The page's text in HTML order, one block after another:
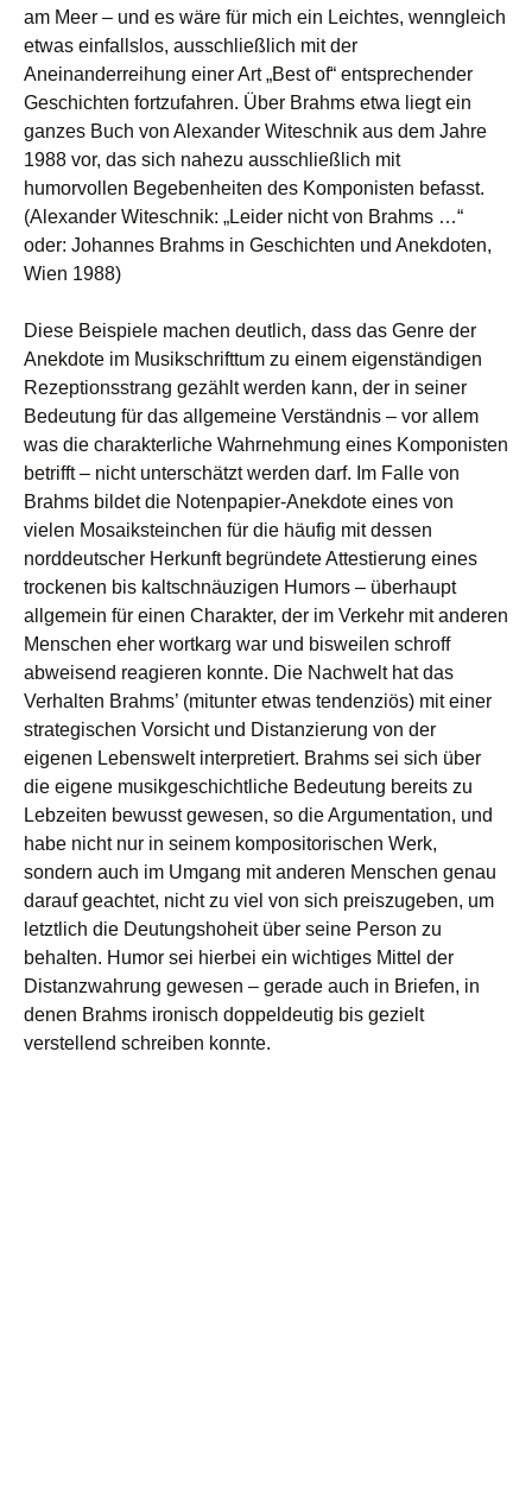
am Meer – und es wäre für mich ein Leichtes, wenngleich
etwas einfallslos, ausschließlich mit der
Aneinanderreihung einer Art „Best of“ entsprechender
Geschichten fortzufahren. Über Brahms etwa liegt ein
ganzes Buch von Alexander Witeschnik aus dem Jahre
1988 vor, das sich nahezu ausschließlich mit
humorvollen Begebenheiten des Komponisten befasst.
(Alexander Witeschnik: „Leider nicht von Brahms …“
oder: Johannes Brahms in Geschichten und Anekdoten,
Wien 1988)
Diese Beispiele machen deutlich, dass das Genre der
Anekdote im Musikschrifttum zu einem eigenständigen
Rezeptionsstrang gezählt werden kann, der in seiner
Bedeutung für das allgemeine Verständnis – vor allem
was die charakterliche Wahrnehmung eines Komponisten
betrifft – nicht unterschätzt werden darf. Im Falle von
Brahms bildet die Notenpapier-Anekdote eines von
vielen Mosaiksteinchen für die häufig mit dessen
norddeutscher Herkunft begründete Attestierung eines
trockenen bis kaltschnäuzigen Humors – überhaupt
allgemein für einen Charakter, der im Verkehr mit anderen
Menschen eher wortkarg war und bisweilen schroff
abweisend reagieren konnte. Die Nachwelt hat das
Verhalten Brahms’ (mitunter etwas tendenziös) mit einer
strategischen Vorsicht und Distanzierung von der
eigenen Lebenswelt interpretiert. Brahms sei sich über
die eigene musikgeschichtliche Bedeutung bereits zu
Lebzeiten bewusst gewesen, so die Argumentation, und
habe nicht nur in seinem kompositorischen Werk,
sondern auch im Umgang mit anderen Menschen genau
darauf geachtet, nicht zu viel von sich preiszugeben, um
letztlich die Deutungshoheit über seine Person zu
behalten. Humor sei hierbei ein wichtiges Mittel der
Distanzwahrung gewesen – gerade auch in Briefen, in
denen Brahms ironisch doppeldeutig bis gezielt
verstellend schreiben konnte.